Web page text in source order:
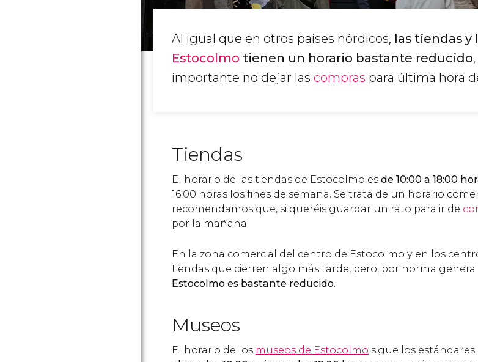
Al igual que en otros países nórdicos, las tiendas y
Estocolmo tienen un horario bastante reducido
importante no dejar las compras para última hora
Tiendas
El horario de las tiendas de Estocolmo es de 10:00 a 18:00
16:00 horas los fines de semana. Se trata de un horario
recomendamos que, si queréis guardar un rato para ir de
por la mañana.
En la zona comercial del centro de Estocolmo y en los
tiendas que cierren algo más tarde, pero, por norma
Estocolmo es bastante reducido.
Museos
El horario de los museos de Estocolmo sigue los